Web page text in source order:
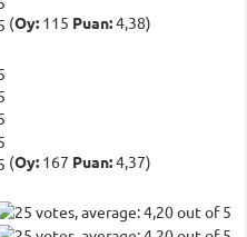
(Oy: 115 Puan:4,38)
(Oy: 167 Puan:4,37)